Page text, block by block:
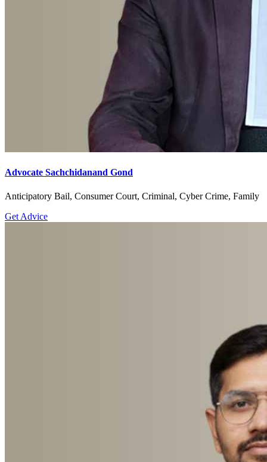
Advocate Sachchidanand Gond
Anticipatory Bail, Consumer Court, Criminal, Cyber Crime, Family
Get Advice